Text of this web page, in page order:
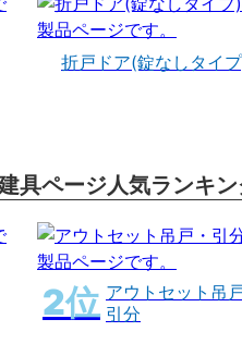
折戸ドア(錠なしタイ
具ページ人気ランキ
アウトセット吊
引分